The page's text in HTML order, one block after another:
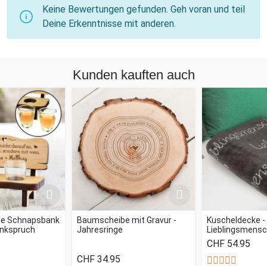
Keine Bewertungen gefunden. Geh voran und teil
Deine Erkenntnisse mit anderen.
Kunden kauften auch
Schnapsbank
Baumscheibe mit Gravur -
Jahresringe
CHF 34.95
Kuscheldecke -
CHF 54.95